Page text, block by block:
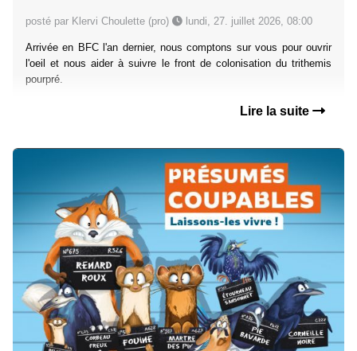
posté par Klervi Choulette (pro) lundi, 27. juillet 2026, 08:00
Arrivée en BFC l'an dernier, nous comptons sur vous pour ouvrir
l'oeil et nous aider à suivre le front de colonisation du trithemis
pourpré.
Lire la suite